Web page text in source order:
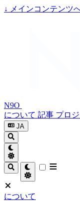
↓ メインコンテンツ
N9O
について 記事 プロ
JA
について